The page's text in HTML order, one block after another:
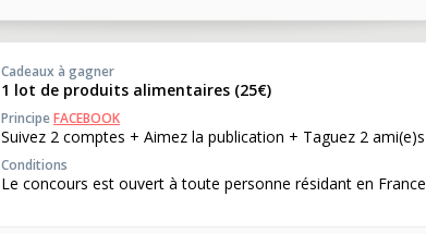
Cadeaux à gagner
1 lot de produits alimentaires (25€)
PrincipeFACEBOOK
Suivez 2 comptes + Aimez la publication + Taguez 2 ami(e)s
Conditions
Le concours est ouvert à toute personne résidant en France